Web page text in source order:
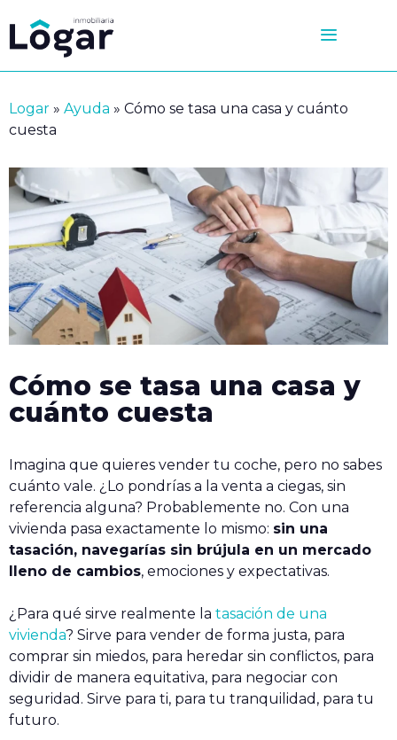
al
contenido
Logar » Ayuda » Cómo se tasa una casa y cuánto
cuesta
Cómo se tasa una casa y
cuánto cuesta
Imagina que quieres vender tu coche, pero no sabes
cuánto vale. ¿Lo pondrías a la venta a ciegas, sin
referencia alguna? Probablemente no. Con una
vivienda pasa exactamente lo mismo: sin una
tasación, navegarías sin brújula en un mercado
lleno de cambios, emociones y expectativas.
¿Para qué sirve realmente la tasación de una
vivienda? Sirve para vender de forma justa, para
comprar sin miedos, para heredar sin conflictos, para
dividir de manera equitativa, para negociar con
seguridad. Sirve para ti, para tu tranquilidad, para tu
futuro.